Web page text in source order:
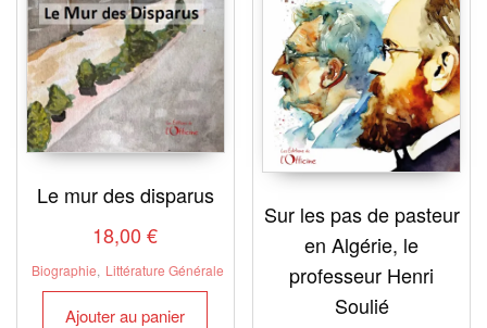
Le mur des disparus
18,00€
Biographie, Littérature Générale
Ajouter au panier
Sur les pas de pasteur
en Algérie, le
professeur Henri
Soulié